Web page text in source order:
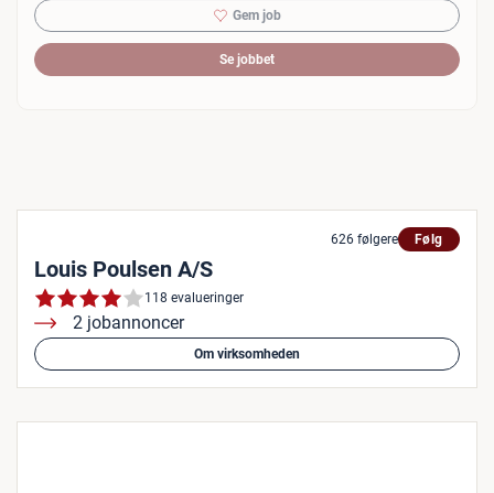
Gem job
Se jobbet
626 følgere Følg
Louis Poulsen A/S
118 evalueringer
2 jobannoncer
Om virksomheden